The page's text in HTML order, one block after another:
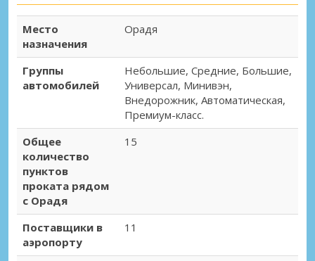
Место
назначения
Орадя
Группы
автомобилей
Небольшие, Средние, Большие,
Универсал, Минивэн,
Внедорожник, Автоматическая,
Премиум-класс.
Общее
количество
пунктов
проката рядом
с Орадя
15
Поставщики в
аэропорту
11